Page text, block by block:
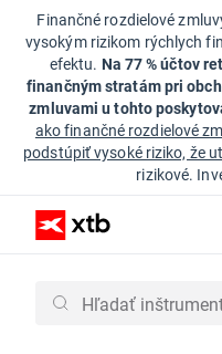
Finančné rozdielové
vysokým rizikom rýchlych
efektu. Na 77 % účtov
finančným stratám pri
zmluvami u tohto
ako finančné rozdielové
podstúpiť vysoké riziko, že
rizikové.